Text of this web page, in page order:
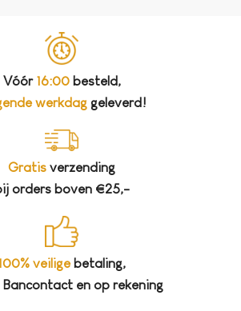
Vóór 16:00besteld,
werkdag geleverd!
Gratis verzending
orders boven €25,-
veiligebetaling,
Bancontact en op rekening